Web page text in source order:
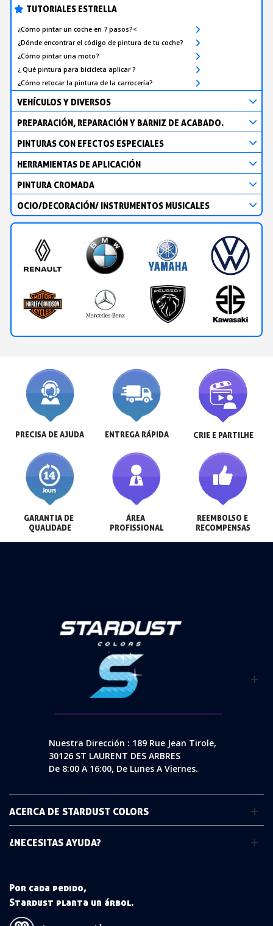
TUTORIALES ESTRELLA
¿Cómo pintar un coche en 7 pasos?<
¿Dónde encontrar el código de pintura de tu coche?
¿Cómo pintar una moto?
¿ Qué pintura para bicicleta aplicar ?
¿Cómo retocar la pintura de la carrocería?
VEHÍCULOS Y DIVERSOS
PREPARACIÓN, REPARACIÓN Y BARNIZ DE ACABADO.
PINTURAS CON EFECTOS ESPECIALES
HERRAMIENTAS DE APLICACIÓN
PINTURA CROMADA
OCIO/DECORACIÓN/ INSTRUMENTOS MUSICALES
PRECISA DE AJUDA ENTREGA RÁPIDA CRIE E PARTILHE
GARANTIA DE
QUALIDADE
ÁREA
PROFISSIONAL
REEMBOLSO E
RECOMPENSAS
Nuestra Dirección : 189 Rue Jean Tirole,
30126 ST LAURENT DES ARBRES
De 8:00 A 16:00, De Lunes A Viernes.
ACERCA DE STARDUST COLORS
¿NECESITAS AYUDA?
Por cada pedido,
Stardust planta un árbol.